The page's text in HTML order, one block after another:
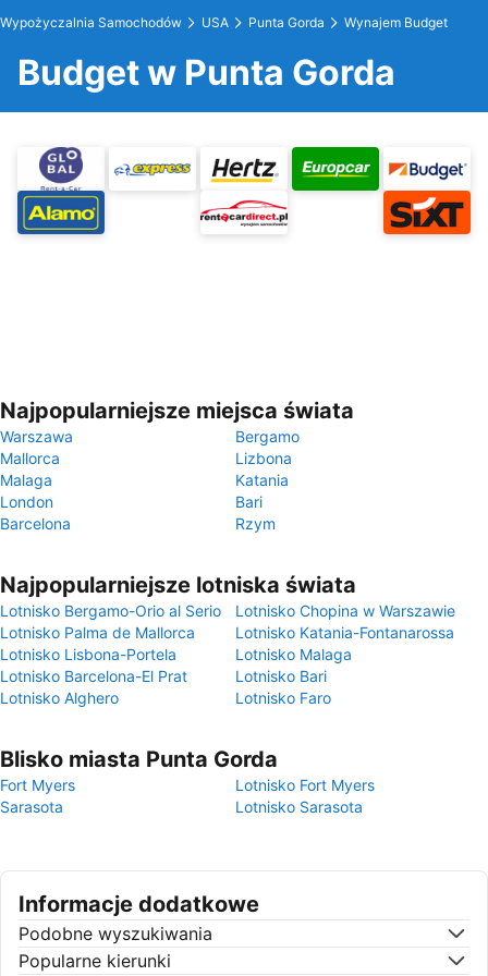
Wypożyczalnia Samochodów USA Punta Gorda Wynajem Budget
Budget w Punta Gorda
Najpopularniejsze miejsca świata
Warszawa
Bergamo
Mallorca
Lizbona
Malaga
Katania
London
Bari
Barcelona
Rzym
Najpopularniejsze lotniska świata
Lotnisko Bergamo-Orio al Serio
Lotnisko Chopina w Warszawie
Lotnisko Palma de Mallorca
Lotnisko Katania-Fontanarossa
Lotnisko Lisbona-Portela
Lotnisko Malaga
Lotnisko Barcelona-El Prat
Lotnisko Bari
Lotnisko Alghero
Lotnisko Faro
Blisko miasta Punta Gorda
Fort Myers
Lotnisko Fort Myers
Sarasota
Lotnisko Sarasota
Informacje dodatkowe
Podobne wyszukiwania
Popularne kierunki